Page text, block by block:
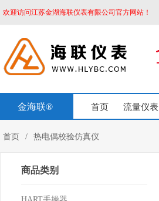
欢迎访问江苏金湖海联仪表有限公司官方网站！
金海联® 首页 流量仪表
首页 / 热电偶校验仿真仪
商品类别